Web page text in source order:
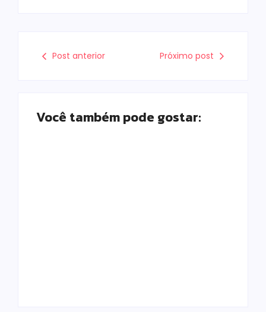
Post anterior Próximo post
Você também pode gostar: